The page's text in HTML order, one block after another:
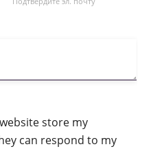
store my
can respond to my